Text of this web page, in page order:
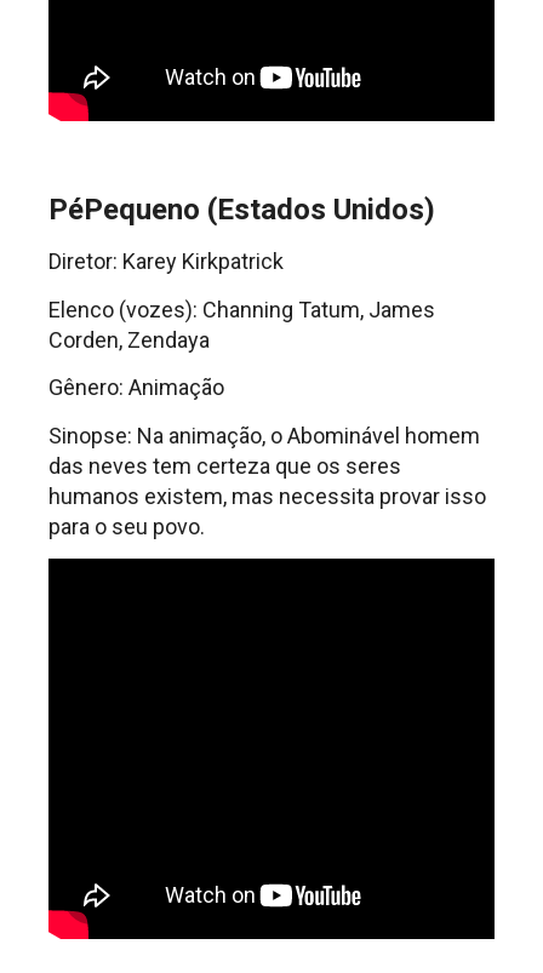
PéPequeno (Estados Unidos)
Diretor: Karey Kirkpatrick
Elenco (vozes): Channing Tatum, James
Corden, Zendaya
Gênero: Animação
Sinopse: Na animação, o Abominável homem
das neves tem certeza que os seres
humanos existem, mas necessita provar isso
para o seu povo.